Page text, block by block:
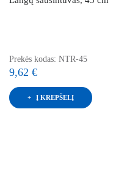
Prekės kodas: NTR-45
9,62 €
Į KREPŠELĮ